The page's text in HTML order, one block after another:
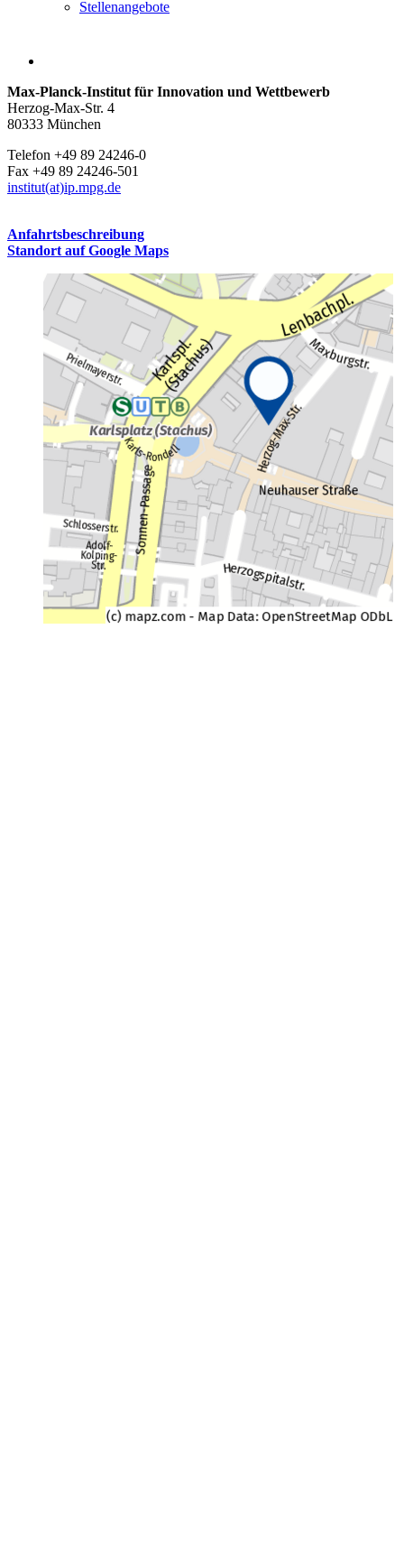
Stellenangebote
Max-Planck-Institut für Innovation und Wettbewerb
Herzog-Max-Str. 4
80333 München
Telefon +49 89 24246-0
Fax +49 89 24246-501
institut(at)ip.mpg.de
Anfahrtsbeschreibung
Standort auf Google Maps